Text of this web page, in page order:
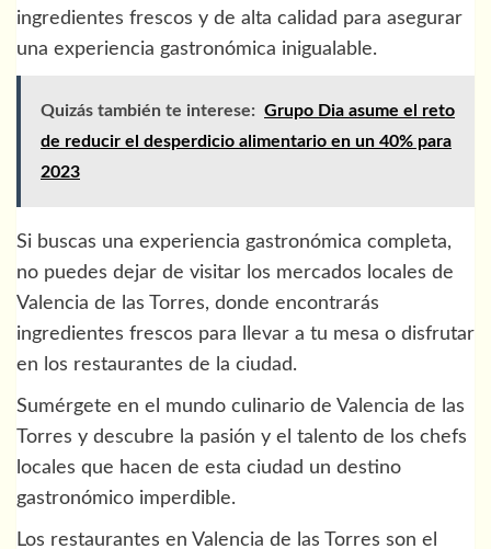
ingredientes frescos y de alta calidad para asegurar
una experiencia gastronómica inigualable.
Quizás también te interese: Grupo Dia asume el reto
de reducir el desperdicio alimentario en un 40% para
2023
Si buscas una experiencia gastronómica completa,
no puedes dejar de visitar los mercados locales de
Valencia de las Torres, donde encontrarás
ingredientes frescos para llevar a tu mesa o disfrutar
en los restaurantes de la ciudad.
Sumérgete en el mundo culinario de Valencia de las
Torres y descubre la pasión y el talento de los chefs
locales que hacen de esta ciudad un destino
gastronómico imperdible.
Los restaurantes en Valencia de las Torres son el